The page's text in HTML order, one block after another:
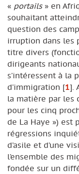
« portails» en
souhaitant
question des
irruption dans les
titre divers
dirigeants
s’intéressent à la
d’immigration [1]
la matière par les
pour les cinq
de La Haye »)
régressions
d’asile et d’une
l’ensemble des
fondée sur un